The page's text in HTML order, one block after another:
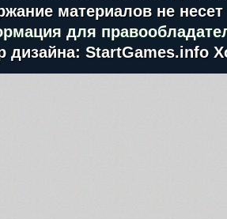
материалов не
для
дизайна: StartGames.info